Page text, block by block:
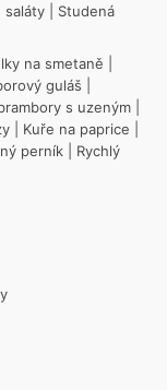
saláty
Studená
na smetaně
guláš
s uzeným
Kuře na paprice
perník
Rychlý